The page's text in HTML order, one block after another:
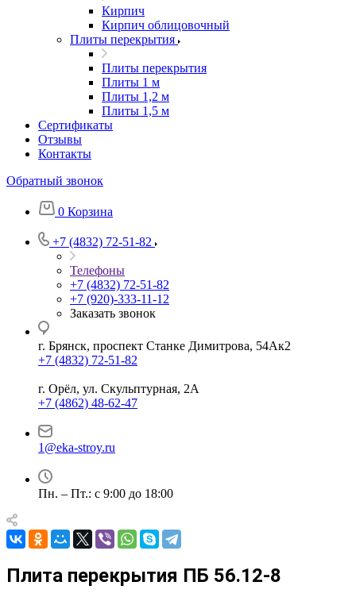
Кирпич
Кирпич облицовочный
Плиты перекрытия
Плиты перекрытия
Плиты 1 м
Плиты 1,2 м
Плиты 1,5 м
Сертификаты
Отзывы
Контакты
Обратный звонок
0 Корзина
+7 (4832) 72-51-82
Телефоны
+7 (4832) 72-51-82
+7 (920)-333-11-12
Заказать звонок
г. Брянск, проспект Станке Димитрова, 54Ак2
+7 (4832) 72-51-82
г. Орёл, ул. Скульптурная, 2А
+7 (4862) 48-62-47
1@eka-stroy.ru
Пн. – Пт.: с 9:00 до 18:00
Плита перекрытия ПБ 56.12-8